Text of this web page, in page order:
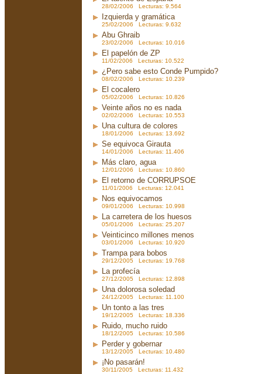
28/02/2006 Lecturas: 9.564
Izquierda y gramática
25/02/2006 Lecturas: 9.632
Abu Ghraib
23/02/2006 Lecturas: 10.016
El papelón de ZP
11/02/2006 Lecturas: 10.522
¿Pero sabe esto Conde Pumpido?
08/02/2006 Lecturas: 10.239
El cocalero
05/02/2006 Lecturas: 10.826
Veinte años no es nada
02/02/2006 Lecturas: 10.553
Una cultura de colores
18/01/2006 Lecturas: 13.692
Se equivoca Girauta
14/01/2006 Lecturas: 11.406
Más claro, agua
12/01/2006 Lecturas: 10.860
El retorno de CORRUPSOE
11/01/2006 Lecturas: 12.041
Nos equivocamos
09/01/2006 Lecturas: 10.998
La carretera de los huesos
05/01/2006 Lecturas: 25.207
Veinticinco millones menos
03/01/2006 Lecturas: 10.920
Trampa para bobos
29/12/2005 Lecturas: 19.768
La profecía
27/12/2005 Lecturas: 12.898
Una dolorosa soledad
24/12/2005 Lecturas: 11.100
Un tonto a las tres
19/12/2005 Lecturas: 18.336
Ruido, mucho ruido
18/12/2005 Lecturas: 10.586
Perder y gobernar
13/12/2005 Lecturas: 10.480
¡No pasarán!
30/11/2005 Lecturas: 11.432